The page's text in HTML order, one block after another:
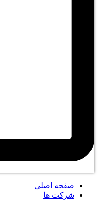
صفحه اصلی
شرکت ها